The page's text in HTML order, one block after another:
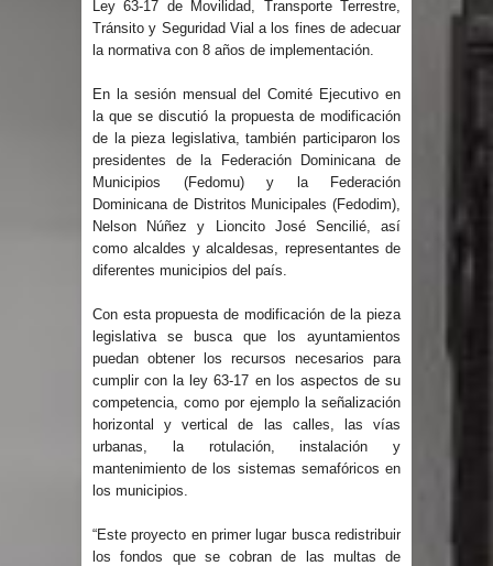
DIGEIG y Liga Municipal Dominicana
transparencia a través SISMAP
municipal
La Fiscalía de Bolivia ordena la
detención del expresidente Evo
Morales
Calor extremo para este jueves en
gran parte del territorio nacional
Miles de marroquíes cruzan la
frontera en masa para entrar a
Ley 63-17 de Movilidad, Transporte Terrestre,
Tránsito y Seguridad Vial a los fines de adecuar
la normativa con 8 años de implementación.
En la sesión mensual del Comité Ejecutivo en
la que se discutió la propuesta de modificación
de la pieza legislativa, también participaron los
presidentes de la Federación Dominicana de
Municipios (Fedomu) y la Federación
Dominicana de Distritos Municipales (Fedodim),
Nelson Núñez y Lioncito José Sencilié, así
como alcaldes y alcaldesas, representantes de
diferentes municipios del país.
Con esta propuesta de modificación de la pieza
legislativa se busca que los ayuntamientos
puedan obtener los recursos necesarios para
cumplir con la ley 63-17 en los aspectos de su
competencia, como por ejemplo la señalización
horizontal y vertical de las calles, las vías
urbanas, la rotulación, instalación y
mantenimiento de los sistemas semafóricos en
los municipios.
“Este proyecto en primer lugar busca redistribuir
los fondos que se cobran de las multas de